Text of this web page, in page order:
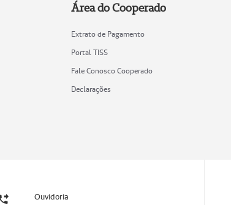
Área do Cooperado
Extrato de Pagamento
Portal TISS
Fale Conosco Cooperado
Declarações
Ouvidoria